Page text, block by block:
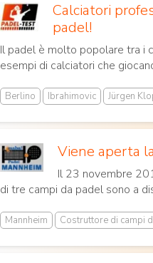
Calciatori
padel!
Il padel è molto popolare tra i
esempi di calciatori che
Berlino Ibrahimovic Jürgen
Viene aperta
Il 23 novembre
di tre campi da padel sono a
Mannheim Costruttore di campi